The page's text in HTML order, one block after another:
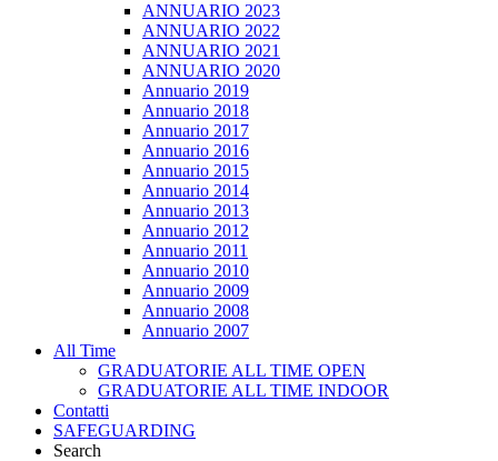
ANNUARIO 2023
ANNUARIO 2022
ANNUARIO 2021
ANNUARIO 2020
Annuario 2019
Annuario 2018
Annuario 2017
Annuario 2016
Annuario 2015
Annuario 2014
Annuario 2013
Annuario 2012
Annuario 2011
Annuario 2010
Annuario 2009
Annuario 2008
Annuario 2007
All Time
GRADUATORIE ALL TIME OPEN
GRADUATORIE ALL TIME INDOOR
Contatti
SAFEGUARDING
Search